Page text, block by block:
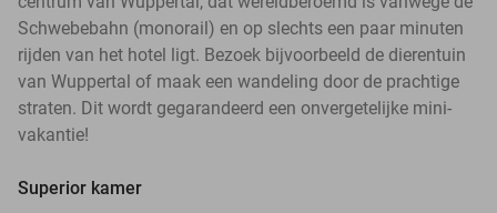
Schwebebahn (monorail) en op slechts een paar minuten
rijden van het hotel ligt. Bezoek bijvoorbeeld de dierentuin
van Wuppertal of maak een wandeling door de prachtige
straten. Dit wordt gegarandeerd een onvergetelijke mini-
vakantie!
Superior kamer